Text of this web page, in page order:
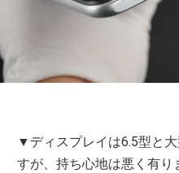
▼ディスプレイは6.5型と
すが、持ち心地は悪く有